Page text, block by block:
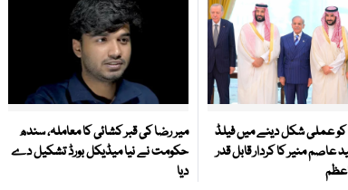
عملی شکل دینے میں فیلڈ
عاصم منیر کا کردار قابل قدر
میر رضا کی قبر کشائی کا معاملہ، سندھ
حکومت نے نیا میڈیکل بورڈ تشکیل دے
دیا